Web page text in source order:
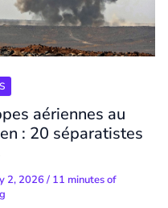
aériennes au
: 20 séparatistes
2, 2026/ 11 minutes of